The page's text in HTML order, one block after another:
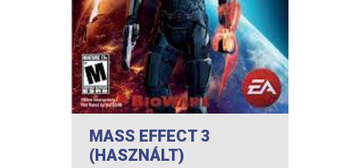
MASS EFFECT 3
(HASZNÁLT)